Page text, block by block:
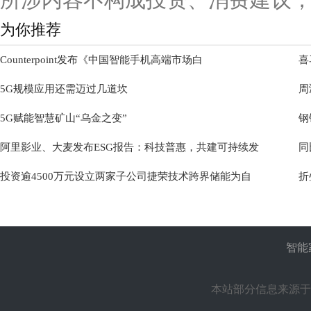
为你推荐
Counterpoint发布《中国智能手机高端市场白 喜
5G规模应用还需迈过几道坎
5G赋能智慧矿山“乌金之变” 钢
阿里影业、大麦发布ESG报告：科技普惠，共建可持续发
投资逾4500万元设立两家子公司捷荣技术跨界储能为自 折
智能
本站部分信息来源